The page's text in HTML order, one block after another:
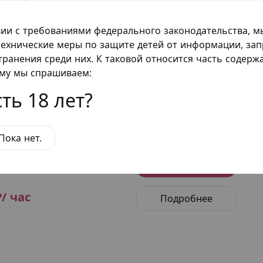
с требованиями федерального законодательства,
меры по защите детей от информации,
среди них. К таковой относится часть
мы спрашиваем:
18 лет?
нет.
"Готика-2"
час
Забронировать
час Подробнее